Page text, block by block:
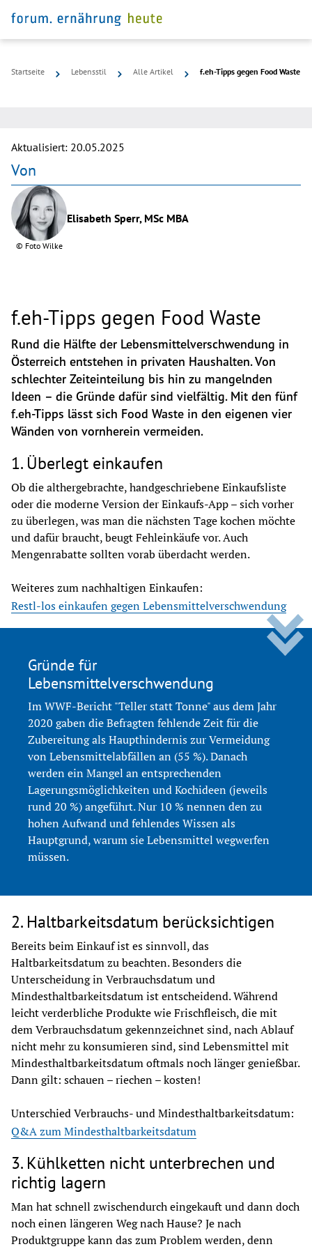
Startseite Lebensstil Alle Artikel
f.eh-Tipps gegen Food Waste
Aktualisiert: 20.05.2025
Von
© Foto Wilke
Elisabeth Sperr, MSc MBA
f.eh-Tipps gegen Food Waste
Rund die Hälfte der Lebensmittelverschwendung in
Österreich entstehen in privaten Haushalten. Von
schlechter Zeiteinteilung bis hin zu mangelnden
Ideen – die Gründe dafür sind vielfältig. Mit den fünf
f.eh-Tipps lässt sich Food Waste in den eigenen vier
Wänden von vornherein vermeiden.
1. Überlegt einkaufen
Ob die althergebrachte, handgeschriebene Einkaufsliste
oder die moderne Version der Einkaufs-App – sich vorher
zu überlegen, was man die nächsten Tage kochen möchte
und dafür braucht, beugt Fehleinkäufe vor. Auch
Mengenrabatte sollten vorab überdacht werden.
Weiteres zum nachhaltigen Einkaufen:
Restl-los einkaufen gegen Lebensmittelverschwendung
Gründe für
Lebensmittelverschwendung
Im WWF-Bericht "Teller statt Tonne" aus dem Jahr
2020 gaben die Befragten fehlende Zeit für die
Zubereitung als Haupthindernis zur Vermeidung
von Lebensmittelabfällen an (55 %). Danach
werden ein Mangel an entsprechenden
Lagerungsmöglichkeiten und Kochideen (jeweils
rund 20 %) angeführt. Nur 10 % nennen den zu
hohen Aufwand und fehlendes Wissen als
Hauptgrund, warum sie Lebensmittel wegwerfen
müssen.
2. Haltbarkeitsdatum berücksichtigen
Bereits beim Einkauf ist es sinnvoll, das
Haltbarkeitsdatum zu beachten. Besonders die
Unterscheidung in Verbrauchsdatum und
Mindesthaltbarkeitsdatum ist entscheidend. Während
leicht verderbliche Produkte wie Frischfleisch, die mit
dem Verbrauchsdatum gekennzeichnet sind, nach Ablauf
nicht mehr zu konsumieren sind, sind Lebensmittel mit
Mindesthaltbarkeitsdatum oftmals noch länger genießbar.
Dann gilt: schauen – riechen – kosten!
Unterschied Verbrauchs- und Mindesthaltbarkeitsdatum:
Q&A zum Mindesthaltbarkeitsdatum
3. Kühlketten nicht unterbrechen und
richtig lagern
Man hat schnell zwischendurch eingekauft und dann doch
noch einen längeren Weg nach Hause? Je nach
Produktgruppe kann das zum Problem werden, denn